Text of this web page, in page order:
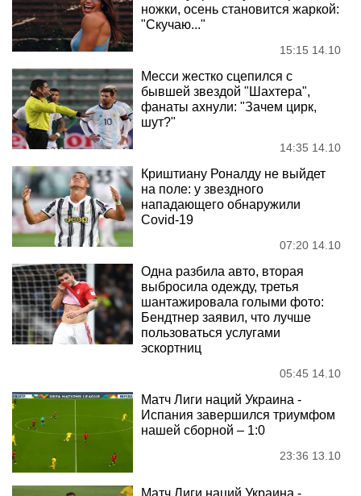
ножки, осень становится жаркой:
"Скучаю..."
15:15 14.10
Месси жестко сцепился с
бывшей звездой "Шахтера",
фанаты ахнули: "Зачем цирк,
шут?"
14:35 14.10
Криштиану Роналду не выйдет
на поле: у звездного
нападающего обнаружили
Covid-19
07:20 14.10
Одна разбила авто, вторая
выбросила одежду, третья
шантажировала голыми фото:
Бендтнер заявил, что лучше
пользоваться услугами
эскортниц
05:45 14.10
Матч Лиги наций Украина -
Испания завершился триумфом
нашей сборной – 1:0
23:36 13.10